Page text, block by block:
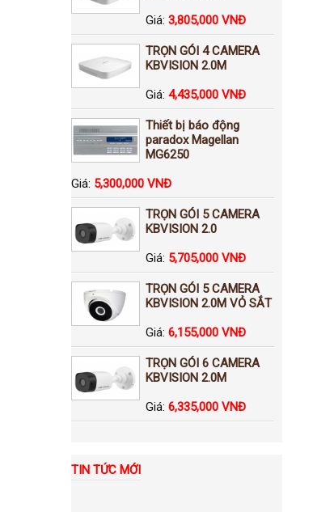
Giá: 3,805,000 VNĐ
TRỌN GÓI 4 CAMERA
KBVISION 2.0M
Giá: 4,435,000 VNĐ
Thiết bị báo động
paradox Magellan
MG6250
Giá: 5,300,000 VNĐ
TRỌN GÓI 5 CAMERA
KBVISION 2.0
Giá: 5,705,000 VNĐ
TRỌN GÓI 5 CAMERA
KBVISION 2.0M VỎ SẮT
Giá: 6,155,000 VNĐ
TRỌN GÓI 6 CAMERA
KBVISION 2.0M
Giá: 6,335,000 VNĐ
TIN TỨC MỚI